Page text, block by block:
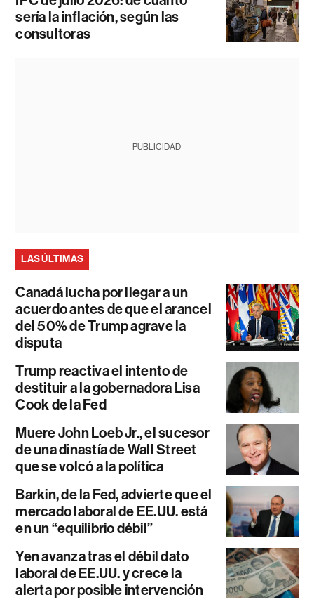
sería la inflación, según las
consultoras
PUBLICIDAD
LAS ÚLTIMAS
Canadá lucha por llegar a un
acuerdo antes de que el arancel
del 50% de Trump agrave la
disputa
Trump reactiva el intento de
destituir a la gobernadora Lisa
Cook de la Fed
Muere John Loeb Jr., el sucesor
de una dinastía de Wall Street
que se volcó a la política
Barkin, de la Fed, advierte que el
mercado laboral de EE.UU. está
en un “equilibrio débil”
Yen avanza tras el débil dato
laboral de EE.UU. y crece la
alerta por posible intervención